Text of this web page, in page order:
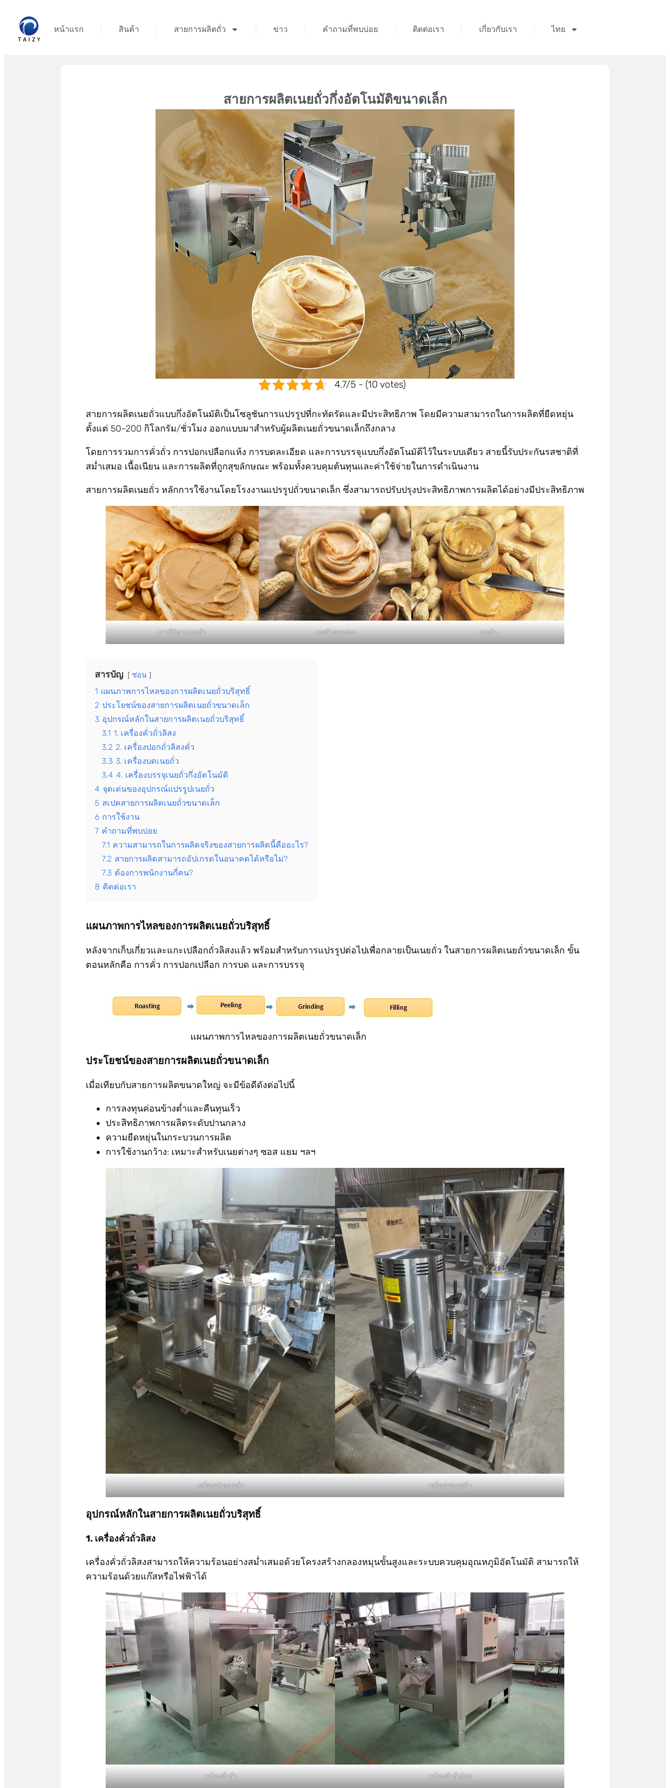
หน้าแรก สินค้า สายการผลิตถั่ว ข่าว คำถามที่พบบ่อย ติดต่อเรา เกี่ยวกับเรา ไทย
สายการผลิตเนยถั่วกึ่งอัตโนมัติขนาดเล็ก
4.7/5 - (10 votes)
สายการผลิตเนยถั่วแบบกึ่งอัตโนมัติเป็นโซลูชันการแปรรูปที่กะทัดรัดและมีประสิทธิภาพ โดยมีความสามารถในการผลิตที่ยืดหยุ่น
ตั้งแต่ 50–200 กิโลกรัม/ชั่วโมง ออกแบบมาสำหรับผู้ผลิตเนยถั่วขนาดเล็กถึงกลาง
โดยการรวมการคั่วถั่ว การปอกเปลือกแห้ง การบดละเอียด และการบรรจุแบบกึ่งอัตโนมัติไว้ในระบบเดียว สายนี้รับประกันรสชาติที่
สม่ำเสมอ เนื้อเนียน และการผลิตที่ถูกสุขลักษณะ พร้อมทั้งควบคุมต้นทุนและค่าใช้จ่ายในการดำเนินงาน
สายการผลิตเนยถั่ว หลักการใช้งานโดยโรงงานแปรรูปถั่วขนาดเล็ก ซึ่งสามารถปรับปรุงประสิทธิภาพการผลิตได้อย่างมีประสิทธิภาพ
การใช้งานเนยถั่ว เนยถั่วรสอร่อย เนยถั่ว
สารบัญ ซ่อน
1 แผนภาพการไหลของการผลิตเนยถั่วบริสุทธิ์
2 ประโยชน์ของสายการผลิตเนยถั่วขนาดเล็ก
3 อุปกรณ์หลักในสายการผลิตเนยถั่วบริสุทธิ์
3.1 1. เครื่องคั่วถั่วลิสง
3.2 2. เครื่องปอกถั่วลิสงคั่ว
3.3 3. เครื่องบดเนยถั่ว
3.4 4. เครื่องบรรจุเนยถั่วกึ่งอัตโนมัติ
4 จุดเด่นของอุปกรณ์แปรรูปเนยถั่ว
5 สเปคสายการผลิตเนยถั่วขนาดเล็ก
6 การใช้งาน
7 คำถามที่พบบ่อย
7.1 ความสามารถในการผลิตจริงของสายการผลิตนี้คืออะไร?
7.2 สายการผลิตสามารถอัปเกรดในอนาคตได้หรือไม่?
7.3 ต้องการพนักงานกี่คน?
8 ติดต่อเรา
แผนภาพการไหลของการผลิตเนยถั่วบริสุทธิ์
หลังจากเก็บเกี่ยวและแกะเปลือกถั่วลิสงแล้ว พร้อมสำหรับการแปรรูปต่อไปเพื่อกลายเป็นเนยถั่ว ในสายการผลิตเนยถั่วขนาดเล็ก ขั้น
ตอนหลักคือ การคั่ว การปอกเปลือก การบด และการบรรจุ
แผนภาพการไหลของการผลิตเนยถั่วขนาดเล็ก
ประโยชน์ของสายการผลิตเนยถั่วขนาดเล็ก
เมื่อเทียบกับสายการผลิตขนาดใหญ่ จะมีข้อดีดังต่อไปนี้
การลงทุนค่อนข้างต่ำและคืนทุนเร็ว
ประสิทธิภาพการผลิตระดับปานกลาง
ความยืดหยุ่นในกระบวนการผลิต
การใช้งานกว้าง: เหมาะสำหรับเนยต่างๆ ซอส แยม ฯลฯ
เครื่องผลิตเนยถั่ว เครื่องบดเนยถั่ว
อุปกรณ์หลักในสายการผลิตเนยถั่วบริสุทธิ์
1. เครื่องคั่วถั่วลิสง
เครื่องคั่วถั่วลิสงสามารถให้ความร้อนอย่างสม่ำเสมอด้วยโครงสร้างกลองหมุนขั้นสูงและระบบควบคุมอุณหภูมิอัตโนมัติ สามารถให้
ความร้อนด้วยแก๊สหรือไฟฟ้าได้
เครื่องคั่วถั่ว เครื่องคั่วถั่วลิสง